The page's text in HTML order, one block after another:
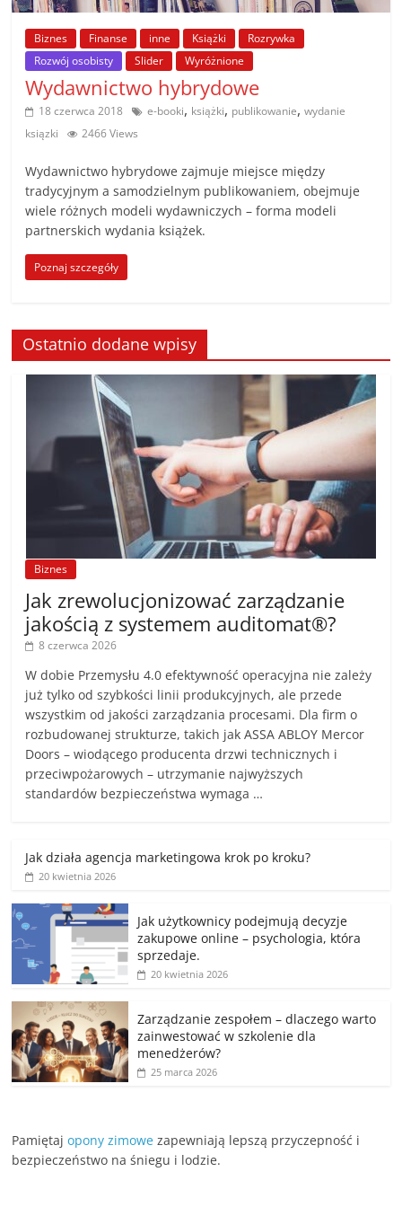
poradniki.
Porady
praktyczne
porady
wskazówki
poradniki
na
każdy
temat
Biznes Finanse inne Książki
Rozrywka
Rozwój osobisty
Slider Wyróżnione
Wydawnictwo hybrydowe
18 czerwca 2018 e-booki, książki, publikowanie,wydanie
ksiązki
2466 Views
Wydawnictwo hybrydowe zajmuje miejsce między
tradycyjnym a samodzielnym publikowaniem, obejmuje
wiele różnych modeli wydawniczych – forma modeli
partnerskich wydania książek.
Poznaj szczegóły
Ostatnio dodane wpisy
Biznes
Jak zrewolucjonizować zarządzanie
jakością z systemem auditomat®?
8 czerwca 2026
W dobie Przemysłu 4.0 efektywność operacyjna nie zależy
już tylko od szybkości linii produkcyjnych, ale przede
wszystkim od jakości zarządzania procesami. Dla firm o
rozbudowanej strukturze, takich jak ASSA ABLOY Mercor
Doors – wiodącego producenta drzwi technicznych i
przeciwpożarowych – utrzymanie najwyższych
standardów bezpieczeństwa wymaga …
Jak działa agencja marketingowa krok po kroku?
20 kwietnia 2026
Jak użytkownicy podejmują decyzje
zakupowe online – psychologia, która
sprzedaje.
20 kwietnia 2026
Zarządzanie zespołem – dlaczego warto
zainwestować w szkolenie dla
menedżerów?
25 marca 2026
Pamiętajopony zimowe zapewniają lepszą przyczepność i
bezpieczeństwo na śniegu i lodzie.